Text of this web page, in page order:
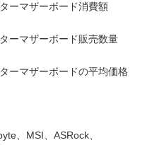
ーマザーボード消費額
ーマザーボード販売数量
ーマザーボードの平均価格
、MSI、ASRock、